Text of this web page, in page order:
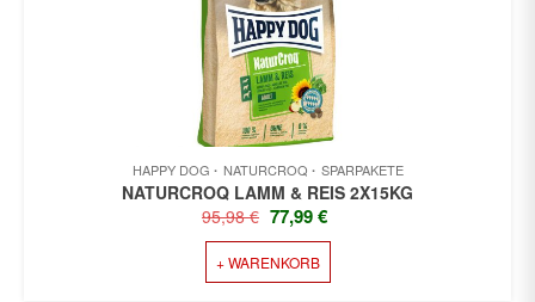
HAPPY DOG NATURCROQ SPARPAKETE
NATURCROQ LAMM & REIS 2X15KG
95,98€ URSPRÜNGLICHER
PREIS
WAR:
95,98 €
77,99€
+ WARENKORB